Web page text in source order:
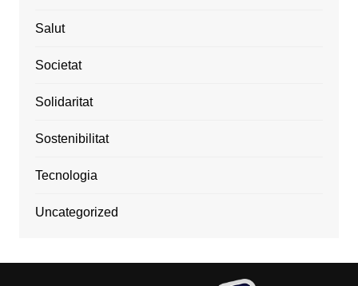
Salut
Societat
Solidaritat
Sostenibilitat
Tecnologia
Uncategorized